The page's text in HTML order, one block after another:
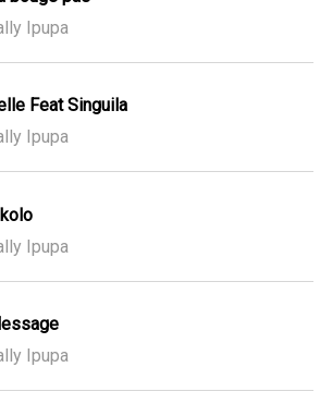
Ipupa
Feat Singuila
Ipupa
Ipupa
Ipupa